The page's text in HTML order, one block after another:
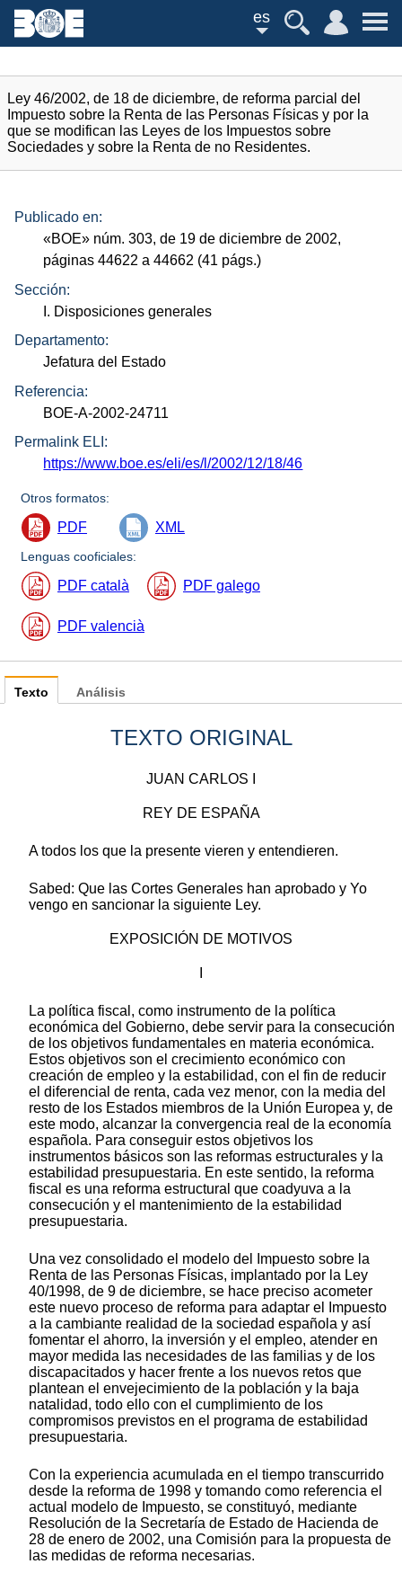
es
Ley 46/2002, de 18 de diciembre, de reforma parcial del
Impuesto sobre la Renta de las Personas Físicas y por la
que se modifican las Leyes de los Impuestos sobre
Sociedades y sobre la Renta de no Residentes.
Publicado en:
«BOE» núm. 303, de 19 de diciembre de 2002,
páginas 44622 a 44662 (41 págs.)
Sección:
I. Disposiciones generales
Departamento:
Jefatura del Estado
Referencia:
BOE-A-2002-24711
Permalink ELI:
https://www.boe.es/eli/es/l/2002/12/18/46
Otros formatos:
PDF XML
Lenguas cooficiales:
PDF català PDF galego
PDF valencià
Texto
TEXTO ORIGINAL
JUAN CARLOS I
REY DE ESPAÑA
A todos los que la presente vieren y entendieren.
Sabed: Que las Cortes Generales han aprobado y Yo
vengo en sancionar la siguiente Ley.
EXPOSICIÓN DE MOTIVOS
La política fiscal, como instrumento de la política
económica del Gobierno, debe servir para la consecución
de los objetivos fundamentales en materia económica.
Estos objetivos son el crecimiento económico con
creación de empleo y la estabilidad, con el fin de reducir
el diferencial de renta, cada vez menor, con la media del
resto de los Estados miembros de la Unión Europea y, de
este modo, alcanzar la convergencia real de la economía
española. Para conseguir estos objetivos los
instrumentos básicos son las reformas estructurales y la
estabilidad presupuestaria. En este sentido, la reforma
fiscal es una reforma estructural que coadyuva a la
consecución y el mantenimiento de la estabilidad
presupuestaria.
Una vez consolidado el modelo del Impuesto sobre la
Renta de las Personas Físicas, implantado por la Ley
40/1998, de 9 de diciembre, se hace preciso acometer
este nuevo proceso de reforma para adaptar el Impuesto
a la cambiante realidad de la sociedad española y así
fomentar el ahorro, la inversión y el empleo, atender en
mayor medida las necesidades de las familias y de los
discapacitados y hacer frente a los nuevos retos que
plantean el envejecimiento de la población y la baja
natalidad, todo ello con el cumplimiento de los
compromisos previstos en el programa de estabilidad
presupuestaria.
Con la experiencia acumulada en el tiempo transcurrido
desde la reforma de 1998 y tomando como referencia el
actual modelo de Impuesto, se constituyó, mediante
Resolución de la Secretaría de Estado de Hacienda de
28 de enero de 2002, una Comisión para la propuesta de
las medidas de reforma necesarias.
Análisis